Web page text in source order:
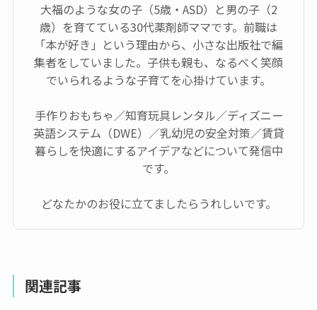
大福のような女の子（5歳・ASD）と男の子（2
歳）を育てている30代薬剤師ママです。前職は
「本が好き」という理由から、小さな出版社で編
集者をしていました。子供も親も、なるべく笑顔
でいられるような子育てを心掛けています。
手作りおもちゃ／知育玩具レンタル／ディズニー
英語システム（DWE）／乳幼児の安全対策／賃貸
暮らしを快適にするアイデアなどについて発信中
です。
どなたかのお役に立てましたらうれしいです。
関連記事